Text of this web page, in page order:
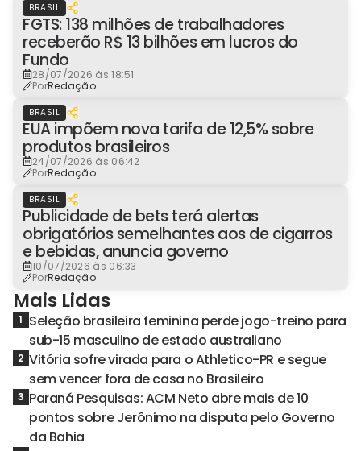
BRASIL
FGTS: 138 milhões de trabalhadores
receberão R$ 13 bilhões em lucros do
Fundo
28/07/2026 às 18:51
PorRedação
BRASIL
EUA impõem nova tarifa de 12,5% sobre
produtos brasileiros
24/07/2026 às 06:42
PorRedação
BRASIL
Publicidade de bets terá alertas
obrigatórios semelhantes aos de cigarros
e bebidas, anuncia governo
10/07/2026 às 06:33
PorRedação
Mais Lidas
1 Seleção brasileira feminina perde jogo-treino para
sub-15 masculino de estado australiano
2 Vitória sofre virada para o Athletico-PR e segue
sem vencer fora de casa no Brasileiro
3 Paraná Pesquisas: ACM Neto abre mais de 10
pontos sobre Jerônimo na disputa pelo Governo
da Bahia